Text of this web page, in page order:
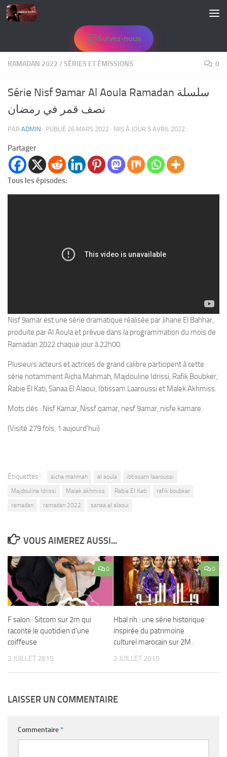
Skip to content
Suivez-nous
RAMADAN 2022 /SÉRIES ET ÉMISSIONS 0
Série Nisf 9amar Al Aoula Ramadan سلسلة
نصف قمر في رمضان
PAR ADMIN · PUBLIÉ 26 MARS 2022 · MIS À JOUR 5 AVRIL 2022
Partager
Tous les épisodes:
Nisf 9amar est une série dramatique réalisée par Jihane El Bahhar,
produite par Al Aoula et prévue dans la programmation du mois de
Ramadan 2022 chaque jour à 22h00.
Plusieurs acteurs et actrices de grand calibre participent à cette
série notamment Aicha Mahmah, Majdouline Idrissi, Rafik Boubker,
Rabie El Kati, Sanaa El Alaoui, Ibtissam Laaroussi et Malek Akhmiss.
Mots clés : Nisf Kamar, Nissf qamar, nesf 9amar, nisfe kamare.
(Visité 279 fois, 1 aujourd'hui)
Étiquettes : aicha mahmah al aoula
ibtissam laaroussi
Majdouline Idrissi
Malek akhmiss Rabie El Kati
rafik boubker
ramadan
ramadan 2022 sanaa el alaoui
VOUS AIMEREZ AUSSI...
0
F salon : Sitcom sur 2m qui
raconte le quotidien d’une
coiffeuse
2 JUILLET 2015
0
Hbal rih : une série historique
inspirée du patrimoine
culturel marocain sur 2M .
2 JUILLET 2015
LAISSER UN COMMENTAIRE
Commentaire*